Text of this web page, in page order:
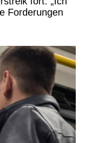
Forderungen